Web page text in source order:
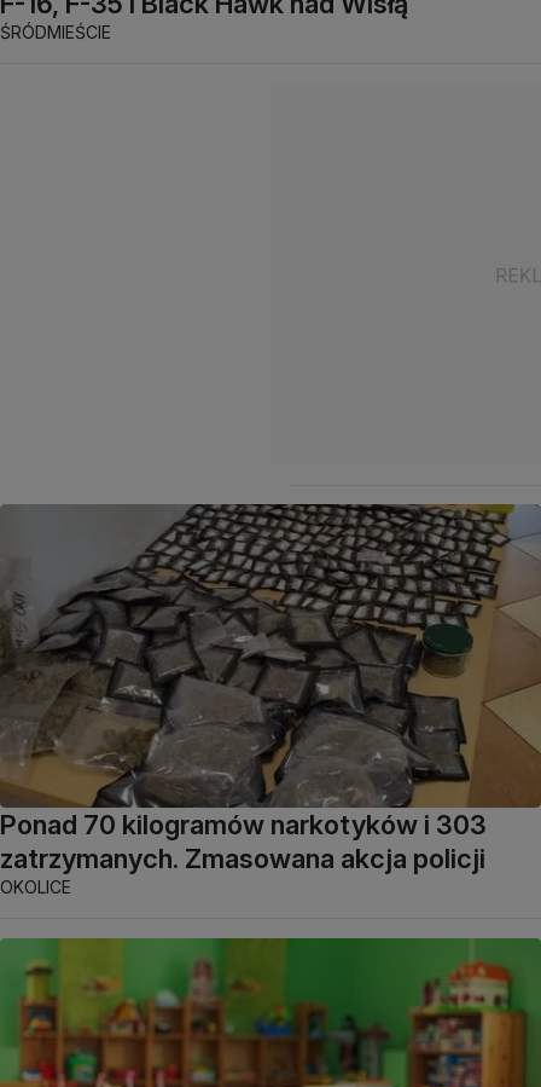
ŚRÓDMIEŚCIE
Ponad 70 kilogramów narkotyków i 303
zatrzymanych. Zmasowana akcja policji
OKOLICE